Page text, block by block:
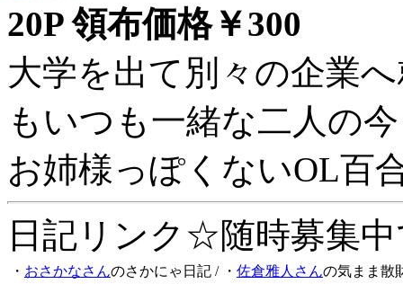
20P 領布価格￥300
大学を出て別々の企業
もいつも一緒な二人の
お姉様っぽくないOL百
日記リンク☆随時募集
・ おさかなさんのさかにゃ日記 / ・ 佐倉雅人さんの気まま散